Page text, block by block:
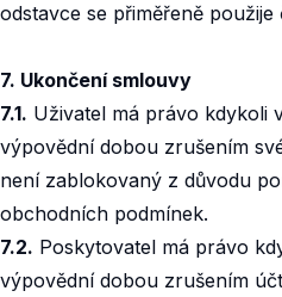
odstavce se přiměřeně použije
7. Ukončení smlouvy
7.1. Uživatel má právo kdykoli
výpovědní dobou zrušením
není zablokovaný z důvodu
obchodních podmínek.
7.2. Poskytovatel má právo
výpovědní dobou zrušením